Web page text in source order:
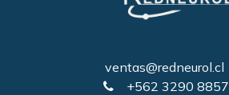
ventas@redneurol.cl
+562 3290 8857